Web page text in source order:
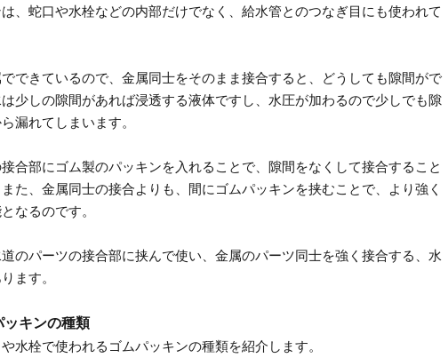
、蛇口や水栓などの内部だけでなく、給水管とのつなぎ目にも使われて
できているので、金属同士をそのまま接合すると、どうしても隙間がで
少しの隙間があれば浸透する液体ですし、水圧が加わるので少しでも隙
漏れてしまいます。
合部にゴム製のパッキンを入れることで、隙間をなくして接合すること
た、金属同士の接合よりも、間にゴムパッキンを挟むことで、より強く
なるのです。
のパーツの接合部に挟んで使い、金属のパーツ同士を強く接合する、水
ます。
キンの種類
水栓で使われるゴムパッキンの種類を紹介します。